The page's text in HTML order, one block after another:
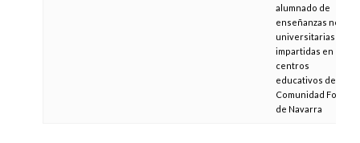
alumnado de
enseñanzas no
universitarias
impartidas en los
centros
educativos de la
Comunidad Foral
de Navarra